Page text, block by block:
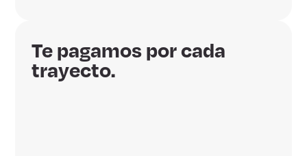
Te pagamos por cada
trayecto.